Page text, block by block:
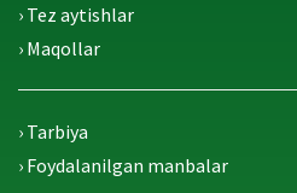
› Tez aytishlar
› Maqollar
› Tarbiya
› Foydalanilgan manbalar